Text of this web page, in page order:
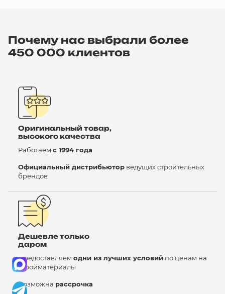
Почему нас выбрали более
450 000 клиентов
Оригинальный товар,
высокого качества
Работаем с 1994 года
Официальный дистрибьютор ведущих строительных
брендов
Дешевле только
даром
Предоставляем одни из лучших условий по ценам на
стройматериалы
Возможна рассрочка